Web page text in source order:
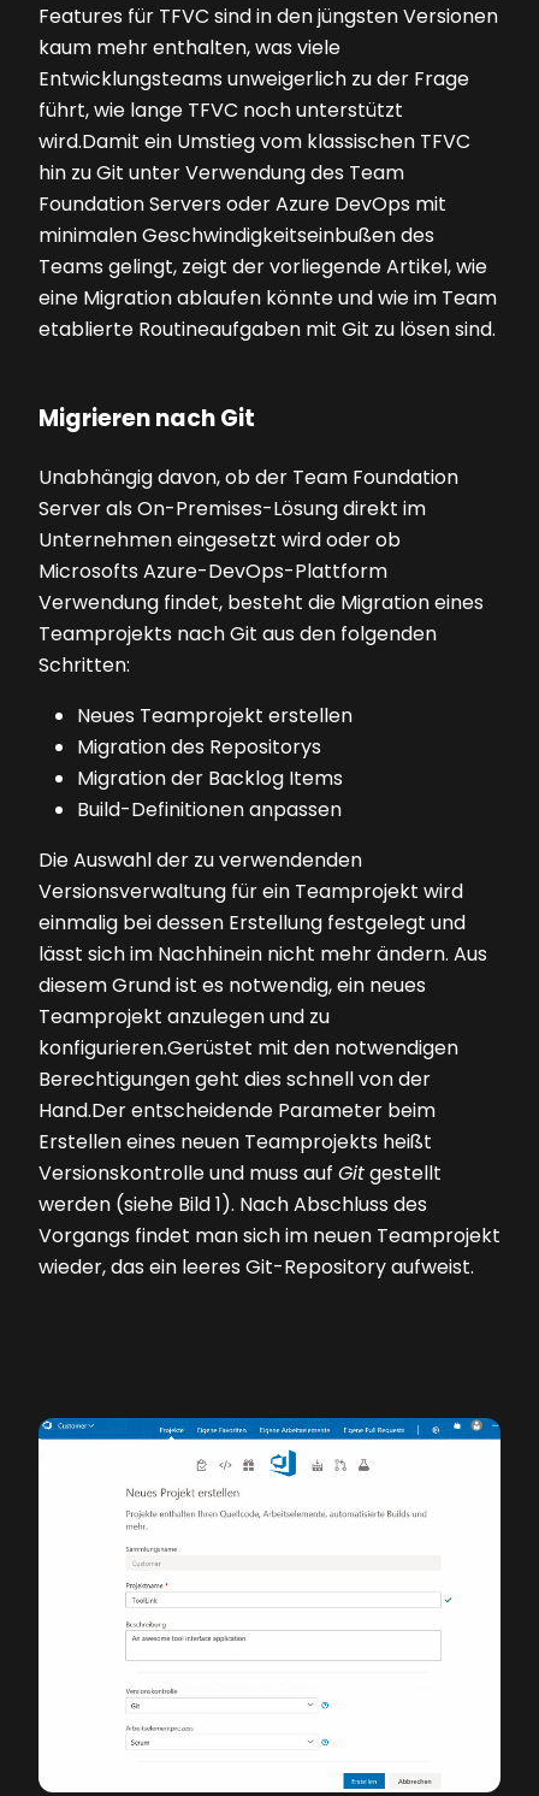
Features für TFVC sind in den jüngsten Versionen
kaum mehr enthalten, was viele
Entwicklungsteams unweigerlich zu der Frage
führt, wie lange TFVC noch unterstützt
wird.Damit ein Umstieg vom klassischen TFVC
hin zu Git unter Verwendung des Team
Foundation Servers oder Azure Dev­Ops mit
minimalen Geschwindigkeitseinbußen des
Teams gelingt, zeigt der vorliegende Artikel, wie
eine Migration ablaufen könnte und wie im Team
etablierte Routineaufgaben mit Git zu lösen sind.
Migrieren nach Git
Unabhängig davon, ob der Team Foundation
Server als On-Premises-Lösung direkt im
Unternehmen eingesetzt wird oder ob
Microsofts Azure-DevOps-Plattform
Verwendung findet, besteht die Migration eines
Teamprojekts nach Git aus den folgenden
Schritten:
Neues Teamprojekt erstellen
Migration des Repositorys
Migration der Backlog Items
Build-Definitionen anpassen
Die Auswahl der zu verwendenden
Versionsverwaltung für ein Teamprojekt wird
einmalig bei dessen Erstellung festgelegt und
lässt sich im Nachhinein nicht mehr ändern. Aus
diesem Grund ist es notwendig, ein neues
Teamprojekt anzulegen und zu
konfigurieren.Gerüstet mit den notwendigen
Berechtigungen geht dies schnell von der
Hand.Der entscheidende Parameter beim
Erstellen eines neuen Teamprojekts heißt
Versionskontrolle und muss auf Gitgestellt
werden (siehe Bild 1). Nach Abschluss des
Vorgangs findet man sich im neuen Teamprojekt
wieder, das ein leeres Git-Repository aufweist.